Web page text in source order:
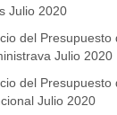
Julio 2020
del Presupuesto
Julio 2020
del Presupuesto
Julio 2020